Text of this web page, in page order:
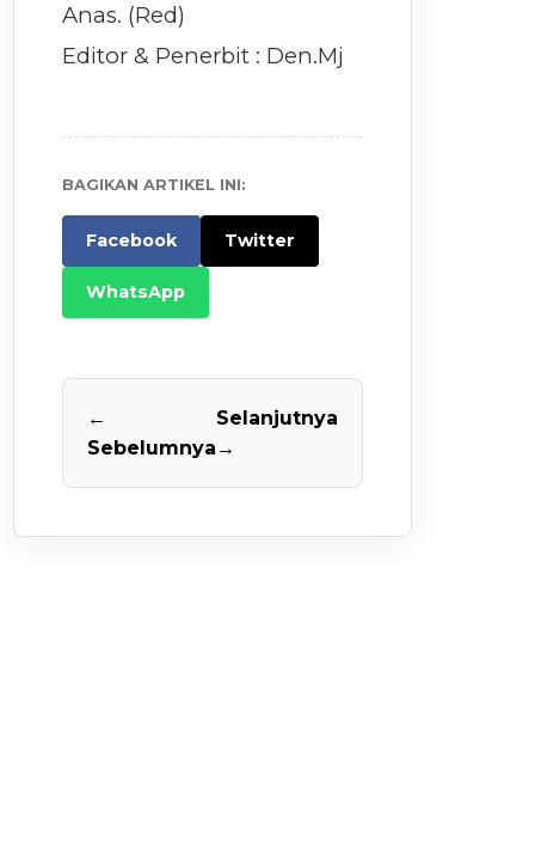
Anas. (Red)
Editor & Penerbit : Den.Mj
BAGIKAN ARTIKEL INI:
Facebook Twitter
WhatsApp
←
Sebelumnya
Selanjutnya
→